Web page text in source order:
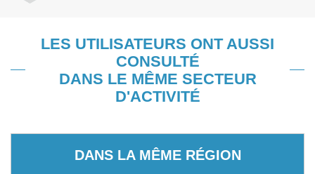
LES UTILISATEURS ONT AUSSI
CONSULTÉ
DANS LE MÊME SECTEUR
D'ACTIVITÉ
DANS LA MÊME RÉGION